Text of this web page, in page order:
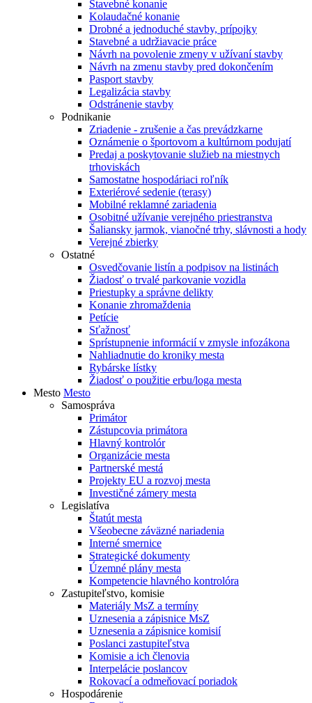
Stavebné konanie
Kolaudačné konanie
Drobné a jednoduché stavby, prípojky
Stavebné a udržiavacie práce
Návrh na povolenie zmeny v užívaní stavby
Návrh na zmenu stavby pred dokončením
Pasport stavby
Legalizácia stavby
Odstránenie stavby
Podnikanie
Zriadenie - zrušenie a čas prevádzkarne
Oznámenie o športovom a kultúrnom podujatí
Predaj a poskytovanie služieb na miestnych
trhoviskách
Samostatne hospodáriaci roľník
Exteriérové sedenie (terasy)
Mobilné reklamné zariadenia
Osobitné užívanie verejného priestranstva
Šaliansky jarmok, vianočné trhy, slávnosti a hody
Verejné zbierky
Ostatné
Osvedčovanie listín a podpisov na listinách
Žiadosť o trvalé parkovanie vozidla
Priestupky a správne delikty
Konanie zhromaždenia
Petície
Sťažnosť
Sprístupnenie informácií v zmysle infozákona
Nahliadnutie do kroniky mesta
Rybárske lístky
Žiadosť o použitie erbu/loga mesta
Mesto Mesto
Samospráva
Primátor
Zástupcovia primátora
Hlavný kontrolór
Organizácie mesta
Partnerské mestá
Projekty EU a rozvoj mesta
Investičné zámery mesta
Legislatíva
Štatút mesta
Všeobecne záväzné nariadenia
Interné smernice
Strategické dokumenty
Územné plány mesta
Kompetencie hlavného kontrolóra
Zastupiteľstvo, komisie
Materiály MsZ a termíny
Uznesenia a zápisnice MsZ
Uznesenia a zápisnice komisií
Poslanci zastupiteľstva
Komisie a ich členovia
Interpelácie poslancov
Rokovací a odmeňovací poriadok
Hospodárenie